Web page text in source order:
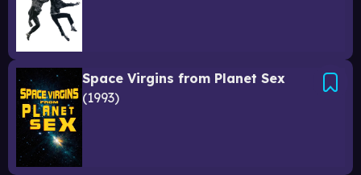
Space Virgins from Planet Sex
1993